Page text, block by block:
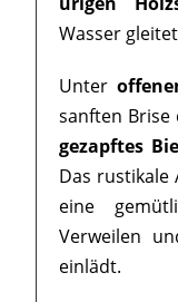
Wasser
Unter
sanften Brise
gezapftes
Das rustikale
eine
Verweilen
einlädt.